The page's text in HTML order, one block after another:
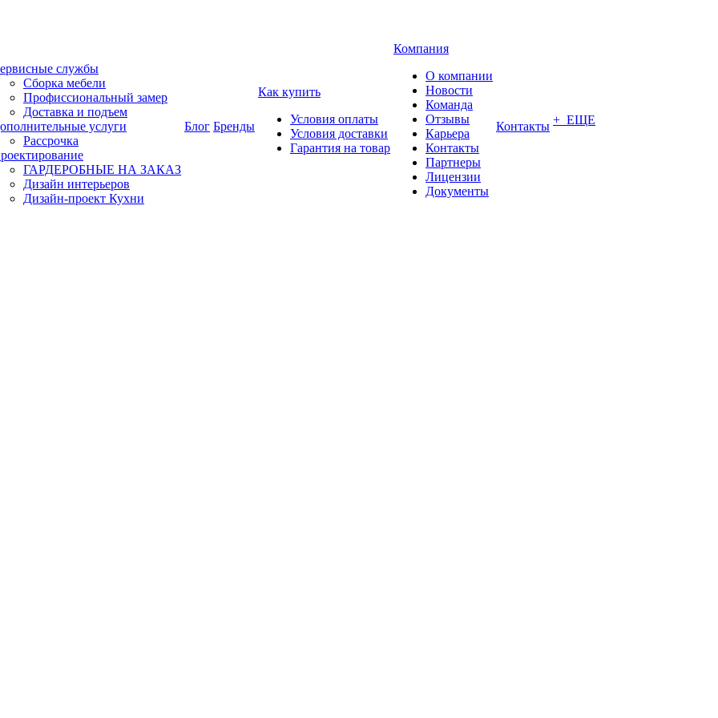
службы
Сборка мебели
Профиссиональный замер
Доставка и подъем
услуги
Рассрочка
ГАРДЕРОБНЫЕ НА ЗАКАЗ
Дизайн интерьеров
Дизайн-проект Кухни
Блог Бренды
Как купить
Условия оплаты
Условия доставки
Гарантия на товар
Компания
О компании
Новости
Команда
Отзывы
Карьера
Контакты
Партнеры
Лицензии
Документы
Контакты + ЕЩЕ